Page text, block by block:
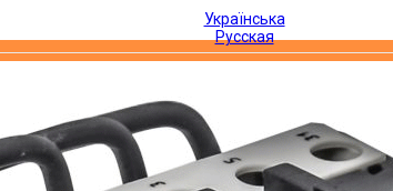
Українська
Русская